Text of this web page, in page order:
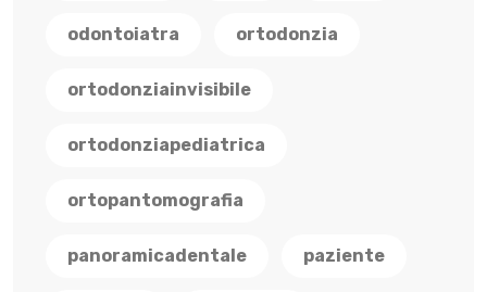
odontoiatra ortodonzia
ortodonziainvisibile
ortodonziapediatrica
ortopantomografia
panoramicadentale paziente